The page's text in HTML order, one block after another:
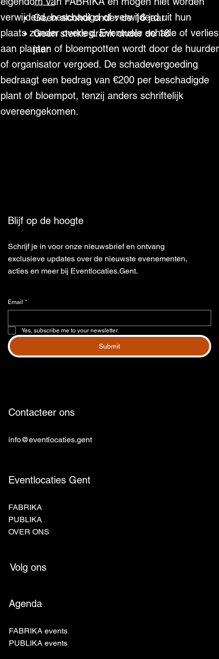
10.6 Alcoholbeleid
Geen alcohol onder de 16 jaar
Geen sterke drank onder de 18
jaar
verwijderd, beschadigd of verwijderd uit hun
plaats zonder overleg. Eventuele schade of verlies
aan planten of bloempotten wordt door de huurder
of organisator vergoed. De schadevergoeding
bedraagt een bedrag van €200 per beschadigde
plant of bloempot, tenzij anders schriftelijk
overeengekomen.
Blijf op de hoogte
Schrijf je in voor onze nieuwsbrief en ontvang
exclusieve updates over de nieuwste evenementen,
acties en meer bij Eventlocaties.Gent.
Email *
Yes, subscribe me to your newsletter.
Submit
Eventlocaties Gent
FABRIKA
PUBLIKA
OVER ONS
Contacteer ons
info@eventlocaties.gent
Volg ons
Agenda
FABRIKA events
PUBLIKA events